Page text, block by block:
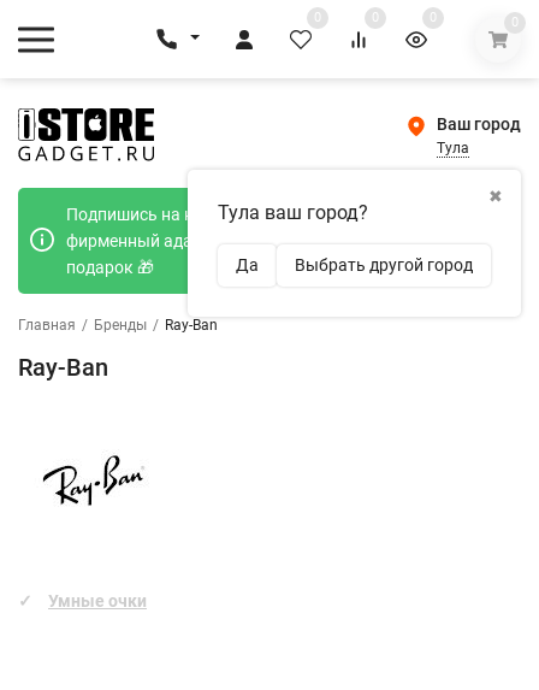
0 0 0 0
Ваш город
Тула
✖
Тула ваш город?
Да Выбрать другой город
Подпишись на наш телеграмм канал и получи
фирменный адаптер Type-C 20W при покупке в
подарок 🎁
Главная / Бренды / Ray-Ban
Ray-Ban
Умные очки